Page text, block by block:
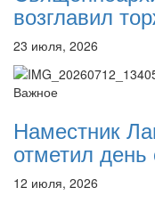
возглавил
23 июля, 2026
Важное
Наместник
отметил день
12 июля, 2026